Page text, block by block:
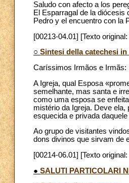
Saludo con afecto a los
El Esparragal de la diócesis
Pedro y el encuentro con la
[00213-04.01] [Texto
○ Sintesi della catechesi
Caríssimos Irmãos e Irmãs:
A Igreja, qual Esposa
semelhante, mas santa e
como uma esposa se
mistério da Igreja. Deve
esquecida e privada
Ao grupo de visitantes
dons divinos que sirvam de
[00214-06.01] [Texto
● SALUTI PARTICOLARI